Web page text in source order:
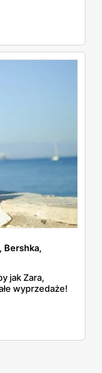
Bershka,
jak Zara,
wyprzedaże!